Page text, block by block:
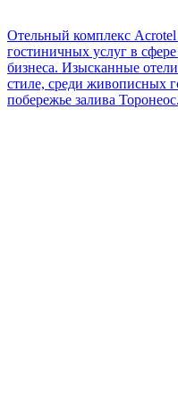
Отельный комплекс Acrotel
гостиничных услуг в
бизнеса. Изысканные
стиле, среди живописных
побережье залива Торонеос.